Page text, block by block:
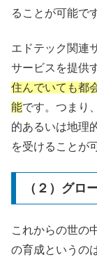
ることが可能で
エドテック関連
サービスを提供
住んでいても都
能です。つまり
的あるいは地理
を受けることが
（２）グロ
これからの世の
の育成というの